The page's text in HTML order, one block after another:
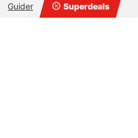
Guider Superdeals